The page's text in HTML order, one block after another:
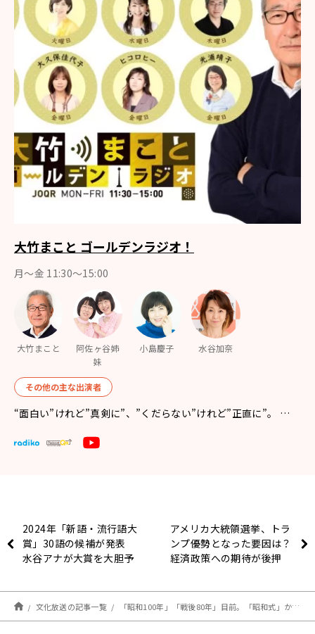
大竹まこと ゴールデンラジオ！
月〜金 11:30～15:00
大竹まこと
阿佐ヶ谷姉
妹
小島慶子 水谷加奈
その他の主な出演者
“面白い”けれど”真剣に”、”くだらない”けれど”正直に”。 …
2024年「新語・流行語大
賞」30語の候補が発表
水谷アナが大賞を大胆予
かということを考える
と…」
アメリカ大統領選挙、トラ
ンプ優勢となった要因は？
経済政策への期待が後押
文化放送の記事一覧 「昭和100年」「戦後80年」目前。「昭和式」から脱却するとき？